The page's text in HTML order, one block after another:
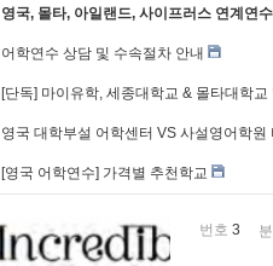
영국, 몰타, 아일랜드, 사이프러스 연계연
어학연수 상담 및 수속절차 안내
[단독] 마이유학, 세종대학교 & 몰타대학
영국 대학부설 어학센터 VS 사설영어학원
[영국 어학연수] 가격별 추천학교
번호 3